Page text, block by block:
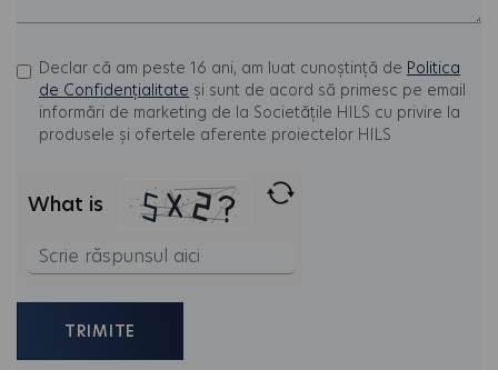
Declar că am peste 16 ani, am luat cunoștință de Politica
de Confidențialitate și sunt de acord să primesc pe email
informări de marketing de la Societățile HILS cu privire la
produsele și ofertele aferente proiectelor HILS
What is
Solve
the